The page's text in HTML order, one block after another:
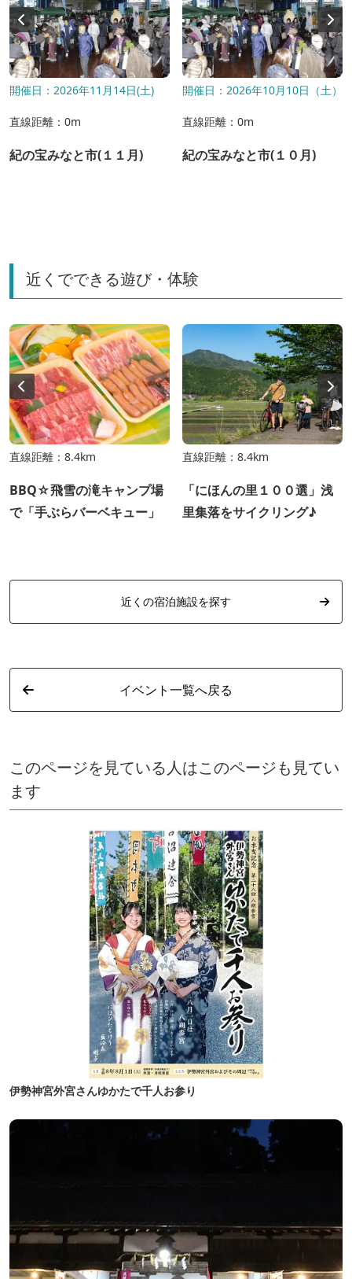
開催日：2026年11月14日(土)
直線距離：0m
紀の宝みなと市(１１月)
開催日：2026年10月10日（土）
直線距離：0m
紀の宝みなと市(１０月)
近くでできる遊び・体験
直線距離：8.4km
BBQ☆飛雪の滝キャンプ場
で「手ぶらバーベキュー」
直線距離：8.4km
「にほんの里１００選」浅
里集落をサイクリング♪
近くの宿泊施設を探す
イベント一覧へ戻る
このページを見ている人はこのページも見てい
ます
伊勢神宮外宮さんゆかたで千人お参り